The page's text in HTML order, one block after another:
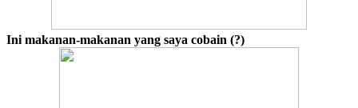
Ini makanan-makanan yang saya cobain (?)